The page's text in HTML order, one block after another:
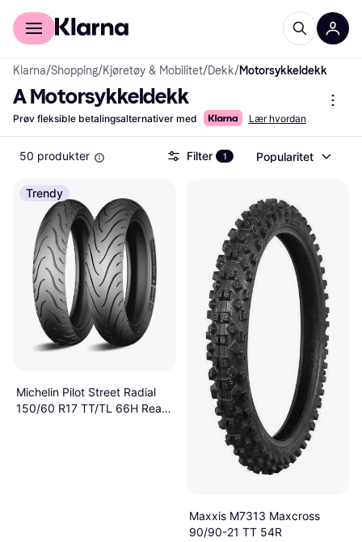
For kunder
Klarna/Shopping/Kjøretøy & Mobilitet/Dekk/Motorsykkeldekk
A Motorsykkeldekk
Prøv fleksible betalingsalternativer med Lær hvordan
50 produkter Filter 1 Popularitet
Trendy
Michelin Pilot Street Radial
150/60 R17 TT/TL 66H Rear
Maxxis M7313 Maxcross
90/90-21 TT 54R